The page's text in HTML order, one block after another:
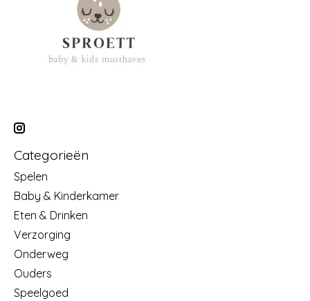
Categorieën
Spelen
Baby & Kinderkamer
Eten & Drinken
Verzorging
Onderweg
Ouders
Speelgoed